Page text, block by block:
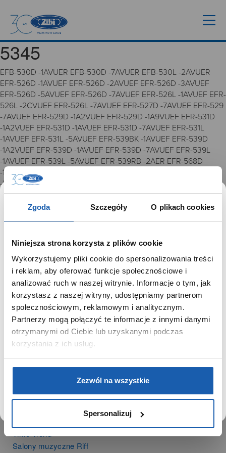
Zgoda Szczegóły O plikach cookies
Niniejsza strona korzysta z plików cookie
Wykorzystujemy pliki cookie do spersonalizowania treści
i reklam, aby oferować funkcje społecznościowe i
analizować ruch w naszej witrynie. Informacje o tym, jak
korzystasz z naszej witryny, udostępniamy partnerom
społecznościowym, reklamowym i analitycznym.
Partnerzy mogą połączyć te informacje z innymi danymi
otrzymanymi od Ciebie lub uzyskanymi podczas
korzystania z ich usług.
Zezwól na wszystkie
Spersonalizuj
5345
EFB-530D -1AVUER EFB-530D -7AVUER EFB-530L -2AVUER
EFR-526D -1AVUEF EFR-526D -2AVUEF EFR-526D -3AVUEF
EFR-526D -5AVUEF EFR-526D -7AVUEF EFR-526L -1AVUEF EFR-
526L -2CVUEF EFR-526L -7AVUEF EFR-527D -7AVUEF EFR-529
-7AVUEF EFR-529D -1A2VUEF EFR-529D -1A9VUEF EFR-531D
-1A2VUEF EFR-531D -1AVUEF EFR-531D -7AVUEF EFR-531L
-1AVUEF EFR-531L -5AVUEF EFR-539BK -1AVUEF EFR-539D
-1A2VUEF EFR-539D -1AVUEF EFR-539D -7AVUEF EFR-539L
-1AVUEF EFR-539L -5AVUEF EFR-539RB -2AER EFR-568D
-1AVUEF EFR-568D -2AVUEF EFV-610D -1AVUEF EFV-610D
-3CVUEF EFV-610D -5CVUEF EFV-610DB -2AVUEF EFV-610DC
-1AVUEF EFV-640D -1AVUEF EFV-640DC -3AVUEF 5345 5344
5345 5451 5345
GRUPA ZIBI
Historia
Misja, wizja i wartości Grupy Zibi
Ważne daty
Kariera
Zgoda na ciasteczka
PRODUKTY
Instrumenty muzyczne
SIECI SPRZEDAŻY
Time Trend
Salony muzyczne Riff
SZANOWNY UŻYTKOWNIKU,
SZANOWNA UŻYTKOWNICZKO
Używamy plików cookie w celach analitycznych,
statystycznych i marketingowych, w tym aby analizować
ruch w tej witrynie, optymalizować jej działanie oraz
zapamiętywać Twoje preferencje.